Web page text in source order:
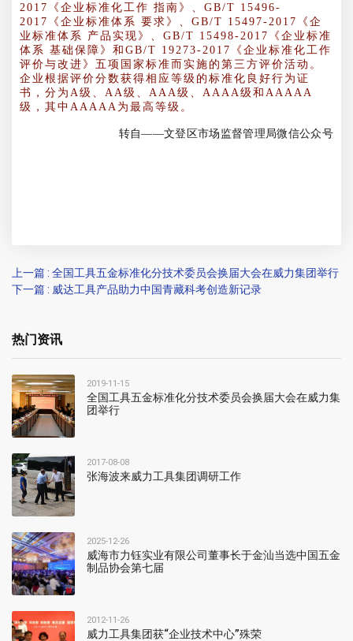
2017《企业标准化工作 指南》、GB/T 15496-
2017《企业标准体系 要求》、GB/T 15497-2017《企
业标准体系 产品实现》、GB/T 15498-2017《企业标准
体系 基础保障》和GB/T 19273-2017《企业标准化工作
评价与改进》五项国家标准而实施的第三方评价活动。
企业根据评价分数获得相应等级的标准化良好行为证
书，分为A级、AA级、AAA级、AAAA级和AAAAA
级，其中AAAAA为最高等级。
转自——文登区市场监督管理局微信公众号
上一篇 : 全国工具五金标准化分技术委员会换届大会在威力集团举行
下一篇 : 威达工具产品助力中国青藏科考创造新记录
热门资讯
2019-11-15
全国工具五金标准化分技术委员会换届大会在威力集
团举行
2017-08-08
张海波来威力工具集团调研工作
2025-12-26
威海市力钰实业有限公司董事长于金汕当选中国五金
制品协会第七届
2012-11-26
威力工具集团获“企业技术中心”殊荣